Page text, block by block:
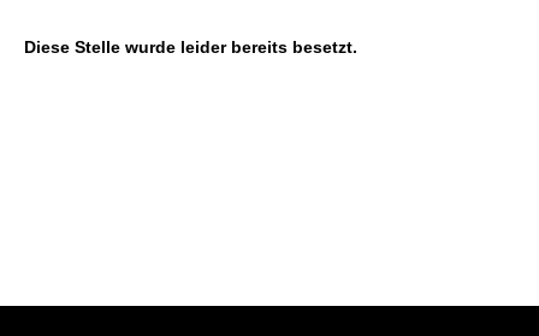
Diese Stelle wurde leider bereits besetzt.